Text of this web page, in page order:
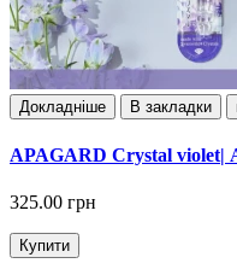
Докладнiше В закладки
APAGARD Crystal
325.00 грн
Купити